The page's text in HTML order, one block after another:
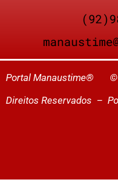
Portal Manaustime®
Direitos Reservados –